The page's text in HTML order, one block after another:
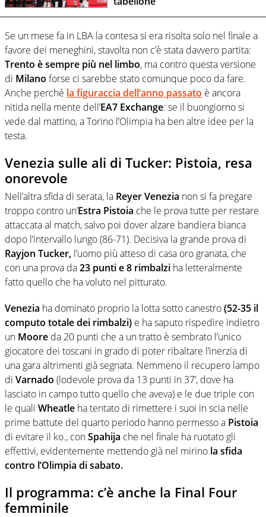
Se un mese fa in LBA la contesa si era risolta solo nel finale a
favore dei meneghini, stavolta non c’è stata davvero partita:
Trento è sempre più nel limbo, ma contro questa versione
di Milano forse ci sarebbe stato comunque poco da fare.
Anche perché la figuraccia dell’anno passato è ancora
nitida nella mente dell’EA7 Exchange: se il buongiorno si
vede dal mattino, a Torino l’Olimpia ha ben altre idee per la
testa.
Venezia sulle ali di Tucker: Pistoia, resa
onorevole
Nell’altra sfida di serata, la Reyer Venezia non si fa pregare
troppo contro un’Estra Pistoia che le prova tutte per restare
attaccata al match, salvo poi dover alzare bandiera bianca
dopo l’intervallo lungo (86-71). Decisiva la grande prova di
Rayjon Tucker, l’uomo più atteso di casa oro granata, che
con una prova da23 punti e 8 rimbalzi ha letteralmente
fatto quello che ha voluto nel pitturato.
Venezia ha dominato proprio la lotta sotto canestro(52-35 il
computo totale dei rimbalzi) e ha saputo rispedire indietro
un Moore da 20 punti che a un tratto è sembrato l’unico
giocatore dei toscani in grado di poter ribaltare l’inerzia di
una gara altrimenti già segnata. Nemmeno il recupero lampo
di Varnado (lodevole prova da 13 punti in 37’, dove ha
lasciato in campo tutto quello che aveva) e le due triple con
le quali Wheatle ha tentato di rimettere i suoi in scia nelle
prime battute del quarto periodo hanno permesso a Pistoia
di evitare il ko., conSpahija che nel finale ha ruotato gli
effettivi, evidentemente mettendo già nel mirino la sfida
contro l’Olimpia di sabato.
Il programma: c’è anche la Final Four
femminile